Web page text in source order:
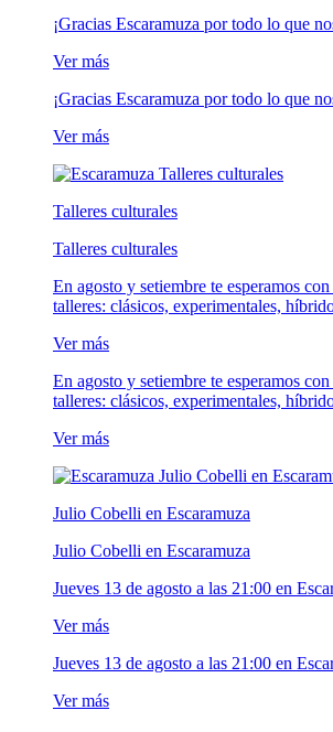
¡Gracias Escaramuza por todo lo que
Ver más
¡Gracias Escaramuza por todo lo que
Ver más
Talleres culturales
Talleres culturales
En agosto y setiembre te esperamos
talleres: clásicos, experimentales,
Ver más
En agosto y setiembre te esperamos
talleres: clásicos, experimentales,
Ver más
Julio Cobelli en Escaramuza
Julio Cobelli en Escaramuza
Jueves 13 de agosto a las 21:00 en
Ver más
Jueves 13 de agosto a las 21:00 en
Ver más